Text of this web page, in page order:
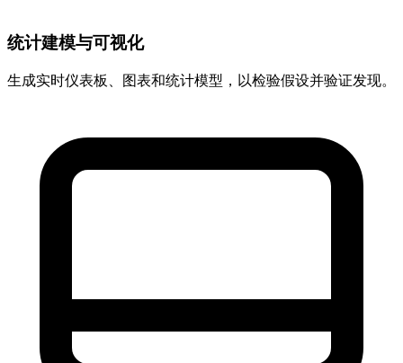
统计建模与可视化
生成实时仪表板、图表和统计模型，以检验假设并验证发现。